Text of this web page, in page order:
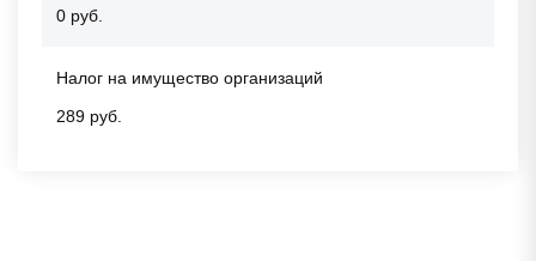
0 руб.
Налог на имущество организаций
289 руб.